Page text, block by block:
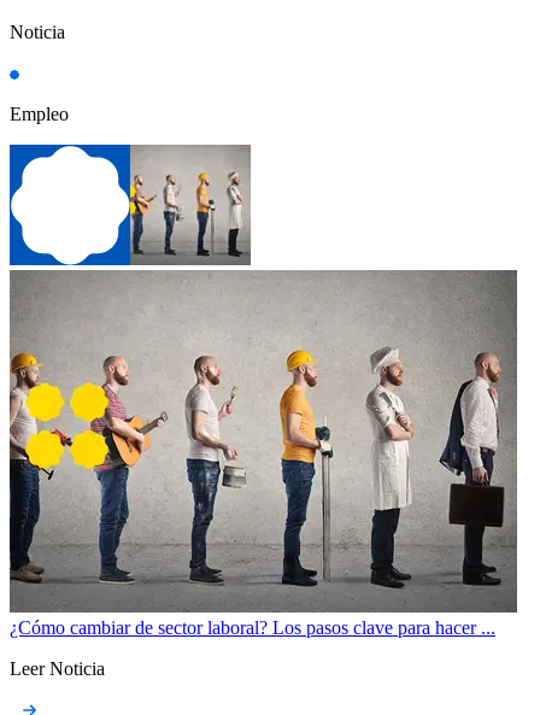
Noticia
Empleo
¿Cómo cambiar de sector laboral? Los pasos clave para hacer ...
Leer Noticia